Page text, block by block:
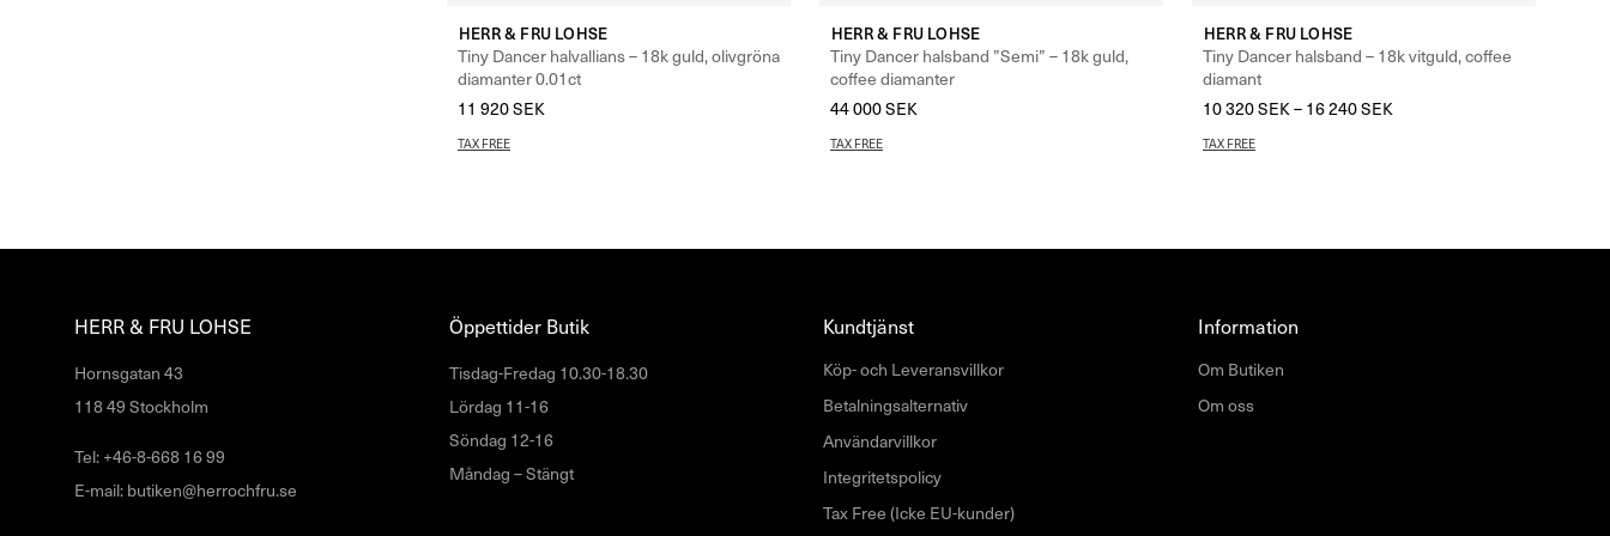
HERR & FRU LOHSE
Tiny Dancer halvallians – 18k guld, olivgröna
diamanter 0.01ct
11 920SEK
TAX FREE
HERR & FRU LOHSE
Tiny Dancer halsband ”Semi” – 18k guld,
coffee diamanter
44 000SEK
TAX FREE
HERR & FRU LOHSE
Tiny Dancer halsband – 18k vitguld, coffee
diamant
10 320SEK– 16 240SEK
TAX FREE
HERR & FRU LOHSE
Hornsgatan 43
118 49 Stockholm
Tel: +46-8-668 16 99
E-mail: butiken@herrochfru.se
Öppettider Butik
Tisdag-Fredag 10.30-18.30
Lördag 11-16
Söndag 12-16
Måndag – Stängt
Kundtjänst
Köp- och Leveransvillkor
Betalningsalternativ
Användarvillkor
Integritetspolicy
Tax Free (Icke EU-kunder)
Information
Om Butiken
Om oss